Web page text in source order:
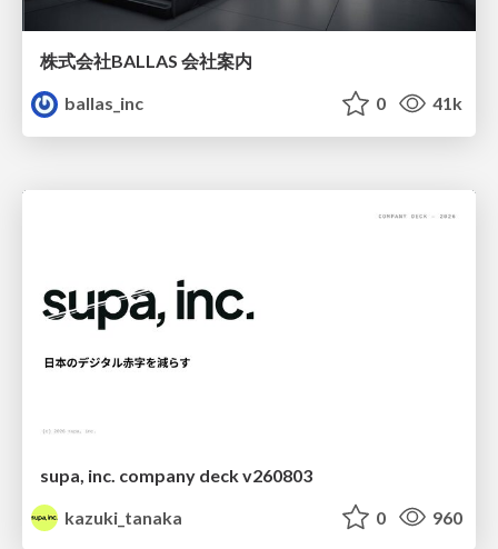
株式会社BALLAS 会社案内
ballas_inc
0 41k
supa, inc. company deck v260803
kazuki_tanaka
0 960